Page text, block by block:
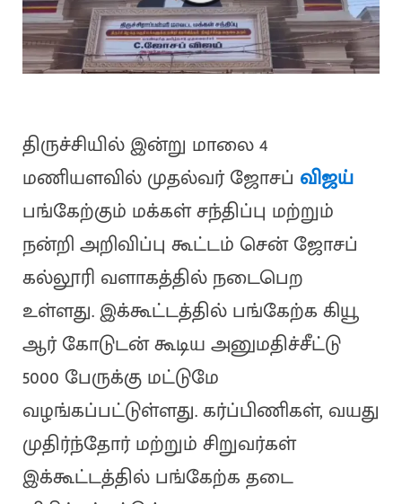
திருச்சியில் இன்று மாலை 4
மணியளவில் முதல்வர் ஜோசப் விஜய்
பங்கேற்கும் மக்கள் சந்திப்பு மற்றும்
நன்றி அறிவிப்பு கூட்டம் சென் ஜோசப்
கல்லூரி வளாகத்தில் நடைபெற
உள்ளது. இக்கூட்டத்தில் பங்கேற்க கியூ
ஆர் கோடுடன் கூடிய அனுமதிச்சீட்டு
5000 பேருக்கு மட்டுமே
வழங்கப்பட்டுள்ளது. கர்ப்பிணிகள், வயது
முதிர்ந்தோர் மற்றும் சிறுவர்கள்
இக்கூட்டத்தில் பங்கேற்க தடை